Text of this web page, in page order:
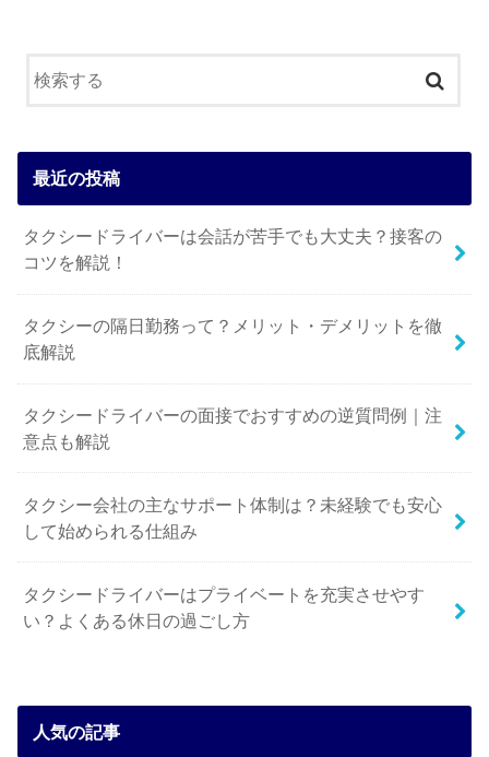
最近の投稿
タクシードライバーは会話が苦手でも大丈夫？接客の
コツを解説！
タクシーの隔日勤務って？メリット・デメリットを徹
底解説
タクシードライバーの面接でおすすめの逆質問例｜注
意点も解説
タクシー会社の主なサポート体制は？未経験でも安心
して始められる仕組み
タクシードライバーはプライベートを充実させやす
い？よくある休日の過ごし方
人気の記事